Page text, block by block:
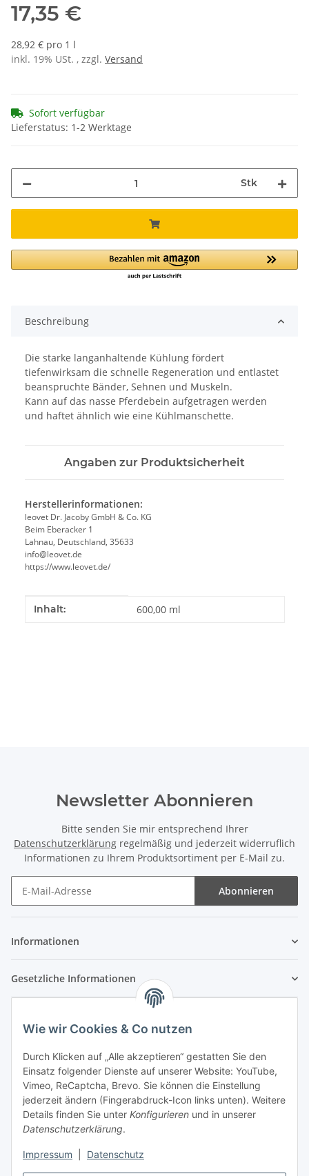
Wie wir Cookies & Co nutzen
Durch Klicken auf „Alle akzeptieren“ gestatten Sie den
Einsatz folgender Dienste auf unserer Website: YouTube,
Vimeo, ReCaptcha, Brevo. Sie können die Einstellung
jederzeit ändern (Fingerabdruck-Icon links unten). Weitere
Details finden Sie unter Konfigurieren und in unserer
Datenschutzerklärung.
Impressum Datenschutz
17,35 €
28,92 € pro 1 l
inkl. 19% USt. , zzgl. Versand
Sofort verfügbar
Lieferstatus: 1-2 Werktage
Stk
Beschreibung
Die starke langanhaltende Kühlung fördert
tiefenwirksam die schnelle Regeneration und entlastet
beanspruchte Bänder, Sehnen und Muskeln.
Kann auf das nasse Pferdebein aufgetragen werden
und haftet ähnlich wie eine Kühlmanschette.
Angaben zur Produktsicherheit
Herstellerinformationen:
leovet Dr. Jacoby GmbH & Co. KG
Beim Eberacker 1
Lahnau, Deutschland, 35633
info@leovet.de
https://www.leovet.de/
Produkteigenschaft
Wert
Inhalt: 600,00 ml
Newsletter Abonnieren
Bitte senden Sie mir entsprechend Ihrer
Datenschutzerklärung regelmäßig und jederzeit widerruflich
Informationen zu Ihrem Produktsortiment per E-Mail zu.
Abonnieren
Informationen
Gesetzliche Informationen